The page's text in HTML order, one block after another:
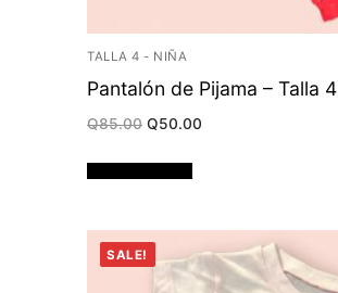
TALLA 4 - NIÑA
Pantalón de Pijama – Talla 4
Q85.00 Original
price
Q85.00.
Q50.00
SALE!